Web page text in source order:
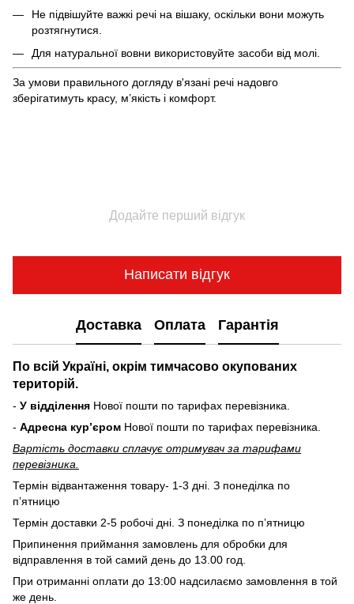
Не підвішуйте важкі речі на вішаку, оскільки вони можуть
розтягнутися.
Для натуральної вовни використовуйте засоби від молі.
За умови правильного догляду в'язані речі надовго
зберігатимуть красу, м’якість і комфорт.
Додайте перший відгук
Написати відгук
Доставка Оплата Гарантія
По всій Україні, окрім тимчасово окупованих
територій.
- У відділення Нової пошти по тарифах перевізника.
- Адресна курʼєром Нової пошти по тарифах перевізника.
Вартість доставки cплачує отримувач за тарифами
перевізника.
Термін відвантаження товару- 1-3 дні. З понеділка по
пʼятницю
Термін доставки 2-5 робочі дні. З понеділка по пʼятницю
Припинення приймання замовлень для обробки для
відправлення в той самий день до 13.00 год.
При отриманні оплати до 13:00 надсилаємо замовлення в той
же день.